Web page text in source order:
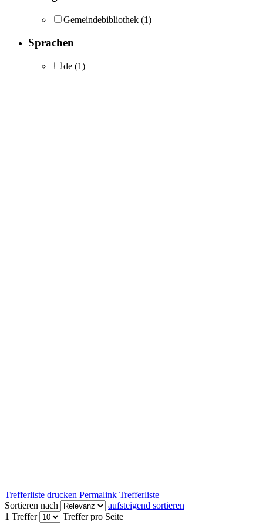
Gemeindebibliothek (1)
Sprachen
de (1)
Trefferliste drucken Permalink Trefferliste
Sortieren nach
aufsteigend sortieren
1 Treffer
Treffer pro Seite